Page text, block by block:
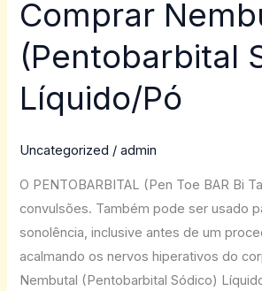
Comprar
(Pentobarbital
Líquido/Pó
Uncategorized /admin
O PENTOBARBITAL (Pen Toe BAR Bi
convulsões. Também pode ser usado
sonolência, inclusive antes de um
acalmando os nervos hiperativos do
Nembutal (Pentobarbital Sódico)
Comprar
Nembutal
(Pentobarbital
Líquido/Pó